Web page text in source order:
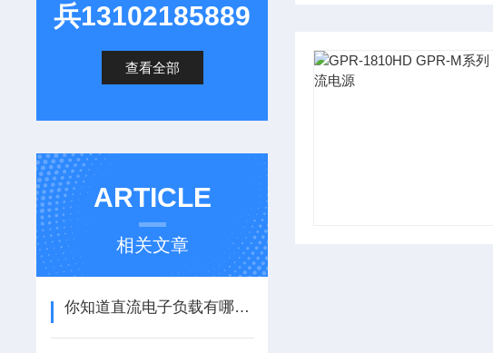
兵13102185889
查看全部
ARTICLE
相关文章
你知道直流电子负载有哪些作用与特点？